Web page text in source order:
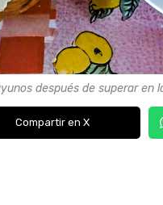
después de superar
Compartir en X